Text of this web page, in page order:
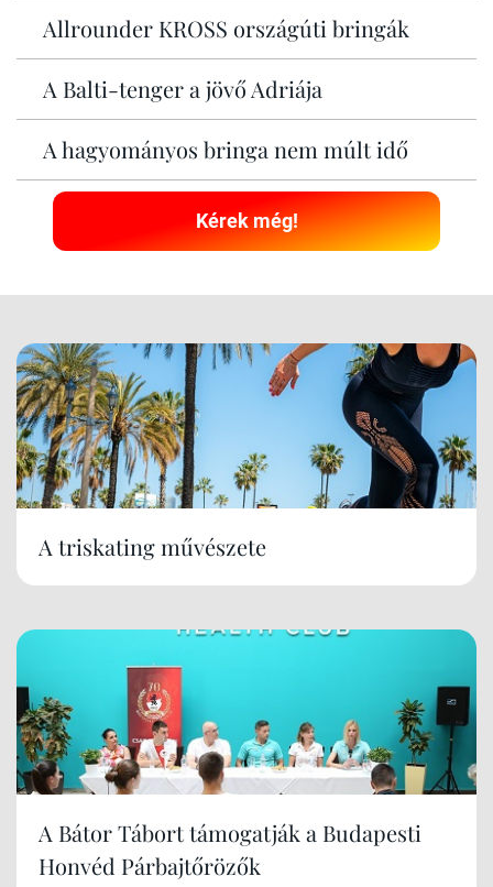
Allrounder KROSS országúti bringák
A Balti-tenger a jövő Adriája
A hagyományos bringa nem múlt idő
Kérek még!
A triskating művészete
A Bátor Tábort támogatják a Budapesti
Honvéd Párbajtőrözők